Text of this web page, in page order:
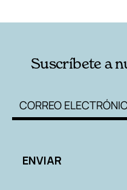
Suscríbete a